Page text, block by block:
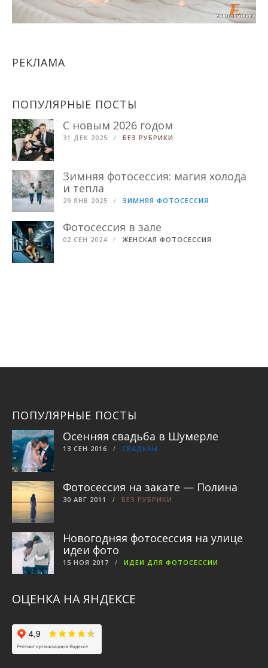
РЕКЛАМА
ПОПУЛЯРНЫЕ ПОСТЫ
С новым 2026 годом
31 ДЕК 2025 БЕЗ РУБРИКИ
Зимняя фотосессия: магия холода
и тепла
29 ЯНВ 2025 ЗИМНЯЯ ФОТОСЕССИЯ
Фотосессия в зале
02 СЕН 2024 ЖЕНСКАЯ ФОТОСЕССИЯ
ПОПУЛЯРНЫЕ ПОСТЫ
Осенняя свадьба в Шумерле
13 СЕН 2016 СВАДЬБЫ
Фотосессия на закате — Полина
30 АВГ 2011 БЕЗ РУБРИКИ
Новогодняя фотосессия на улице
идеи фото
15 НОЯ 2017 ИДЕИ ДЛЯ ФОТОСЕССИИ
ОЦЕНКА НА ЯНДЕКСЕ